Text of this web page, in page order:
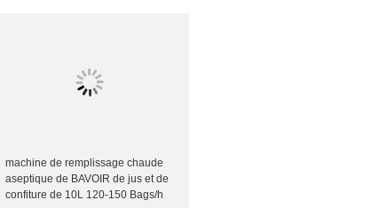
machine de remplissage chaude
aseptique de BAVOIR de jus et de
confiture de 10L 120-150 Bags/h